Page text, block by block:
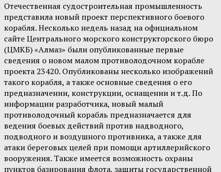
Отечественная судостроительная промышленность
представила новый проект перспективного боевого
корабля. Несколько недель назад на официальном
сайте Центрального морского конструкторского бюро
(ЦМКБ) «Алмаз» были опубликованные первые
сведения о новом малом противолодочном корабле
проекта 23420. Опубликованы несколько изображений
такого корабля, а также основные сведения о его
предназначении, конструкции, оснащении и т.д. По
информации разработчика, новый малый
противолодочный корабль предназначается для
ведения боевых действий против надводного,
подводного и воздушного противника, а также для
атаки береговых целей при помощи артиллерийского
вооружения. Также имеется возможность охраны
пунктов базирования флота, защиты государственной